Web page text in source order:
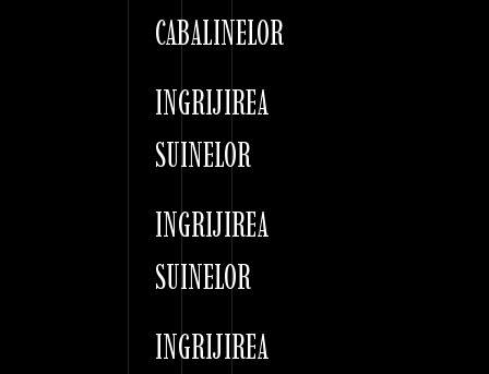
CABALINELOR
INGRIJIREA
SUINELOR
INGRIJIREA
SUINELOR
INGRIJIREA